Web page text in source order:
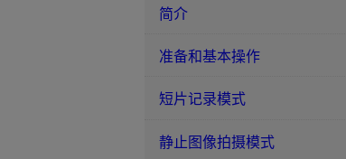
简介
准备和基本操作
短片记录模式
静止图像拍摄模式